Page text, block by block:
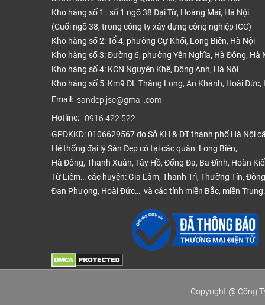
Tìm
Ván
đới
Tại
quy
Quy
Kho hàng số 1: số 1 ngõ 38 Đại Từ, Hoàng Mai, Hà Nội
(Cuối ngõ 38, trong công ty xây dựng công nghiệp ICC)
Kho hàng số 2: Tổ 4, phường Cự Khối, Long Biên, Hà Nội
Kho hàng số 3: Đường 6, phường Yên Nghĩa, Hà Đông, Hà
Kho hàng số 4: KCN Nguyên Khê, Đông Anh, Hà Nội
Kho hàng số 5: Km9 ĐL Thăng Long, An Khánh, Hoài Đức,
Email: sandep.jsc@gmail.com
Hotline: 0916.422.522
GPĐKKD: 0106629567 do Sở KH & ĐT thành phố Hà Nội
Hệ thống đại lý Sàn Đẹp có tại các quận: Long Biên,
Hà Đông, Thanh Xuân, Tây Hồ, Đống Đa, Ba Đình, Hoàn
Từ Liêm… các huyện: Gia Lâm, Thanh Trì, Thường Tín,
Đan Phượng, Hoài Đức… và các tỉnh miền Bắc, miền Trung.
Copyright @ Công